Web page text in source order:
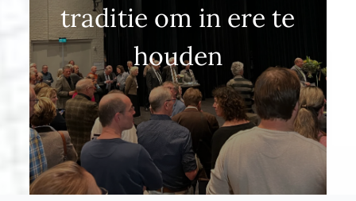
traditie om in ere te
houden